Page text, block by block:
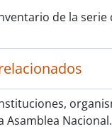
de la serie
Asamblea Nacional.